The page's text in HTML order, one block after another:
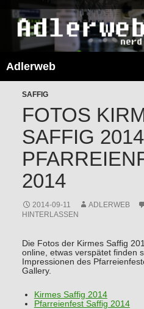
Adlerweb
SPRINGEN
SAFFIG
FOTOS
SAFFIG
2014
2014-09-11 ADLERWEB
HINTERLASSEN
Die Fotos der Kirmes Saffig
online, etwas verspätet finden
Impressionen des
Gallery.
Kirmes Saffig 2014
Pfarreienfest Saffig 2014